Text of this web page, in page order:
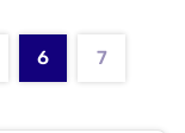
6 7